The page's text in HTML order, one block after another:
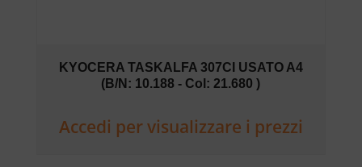
KYOCERA TASKALFA 307CI USATO A4
(B/N: 10.188 - Col: 21.680 )
Accedi per visualizzare i prezzi